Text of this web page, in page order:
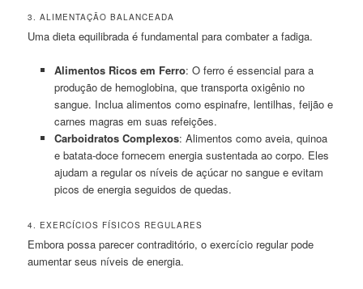
3. ALIMENTAÇÃO BALANCEADA
Uma dieta equilibrada é fundamental para combater a fadiga.
Alimentos Ricos em Ferro: O ferro é essencial para a
produção de hemoglobina, que transporta oxigênio no
sangue. Inclua alimentos como espinafre, lentilhas, feijão e
carnes magras em suas refeições.
Carboidratos Complexos: Alimentos como aveia, quinoa
e batata-doce fornecem energia sustentada ao corpo. Eles
ajudam a regular os níveis de açúcar no sangue e evitam
picos de energia seguidos de quedas.
4. EXERCÍCIOS FÍSICOS REGULARES
Embora possa parecer contraditório, o exercício regular pode
aumentar seus níveis de energia.